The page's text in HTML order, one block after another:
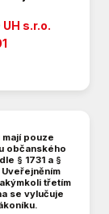
s.r.o.
pouze
občanského
§ 1731 a §
třetím
se vylučuje